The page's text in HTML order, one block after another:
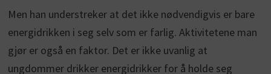
Men han understreker at det ikke nødvendigvis er bare
energidrikken i seg selv som er farlig. Aktivitetene man
gjør er også en faktor. Det er ikke uvanlig at
ungdommer drikker energidrikker for å holde seg